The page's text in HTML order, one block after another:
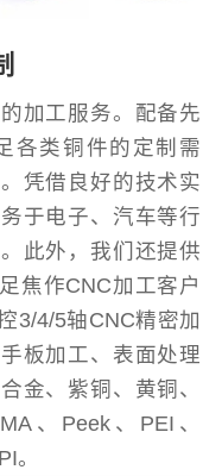
加工服务。配备先
各类铜件的定制需
凭借良好的技术实
于电子、汽车等行
此外，我们还提供
焦作CNC加工客户
3/4/5轴CNC精密加
板加工、表面处理
金、紫铜、黄铜、
、Peek、PEI、
。